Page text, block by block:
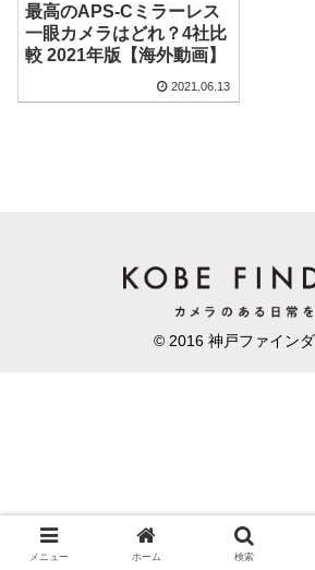
最高のAPS-Cミラーレス
一眼カメラはどれ？4社比
較 2021年版【海外動画】
2021.06.13
© 2016 神戸ファイン
メニュー ホーム 検索